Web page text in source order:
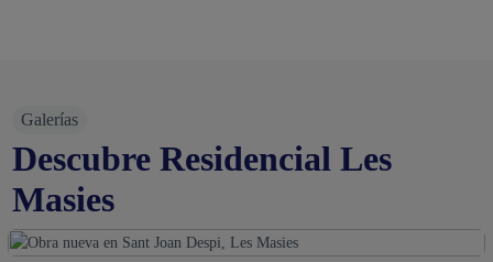
Galerías
Descubre Residencial Les
Masies